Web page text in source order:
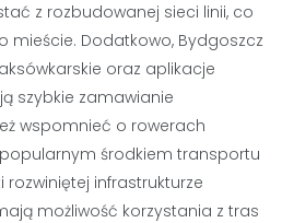
z rozbudowanej sieci linii, co
mieście. Dodatkowo, Bydgoszcz
oraz aplikacje
szybkie zamawianie
wspomnieć o rowerach
popularnym środkiem transportu
infrastrukturze
możliwość korzystania z tras